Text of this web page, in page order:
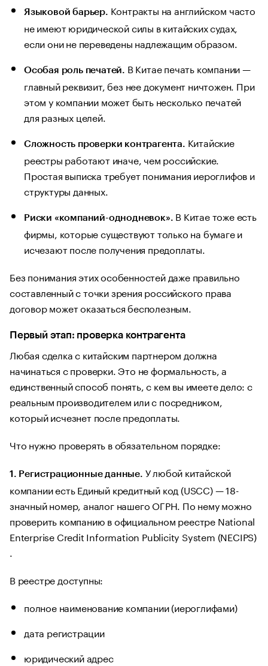
Языковой барьер. Контракты на английском часто
не имеют юридической силы в китайских судах,
если они не переведены надлежащим образом.
Особая роль печатей. В Китае печать компании —
главный реквизит, без нее документ ничтожен. При
этом у компании может быть несколько печатей
для разных целей.
Сложность проверки контрагента. Китайские
реестры работают иначе, чем российские.
Простая выписка требует понимания иероглифов и
структуры данных.
Риски «компаний-однодневок». В Китае тоже есть
фирмы, которые существуют только на бумаге и
исчезают после получения предоплаты.
Без понимания этих особенностей даже правильно
составленный с точки зрения российского права
договор может оказаться бесполезным.
Первый этап: проверка контрагента
Любая сделка с китайским партнером должна
начинаться с проверки. Это не формальность, а
единственный способ понять, с кем вы имеете дело: с
реальным производителем или с посредником,
который исчезнет после предоплаты.
Что нужно проверять в обязательном порядке:
1. Регистрационные данные. У любой китайской
компании есть Единый кредитный код (USCC) — 18-
значный номер, аналог нашего ОГРН. По нему можно
проверить компанию в официальном реестре National
Enterprise Credit Information Publicity System (NECIPS)
.
В реестре доступны:
полное наименование компании (иероглифами)
дата регистрации
юридический адрес